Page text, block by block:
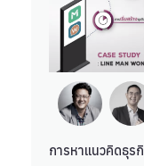
การหาแนวคิดธุร